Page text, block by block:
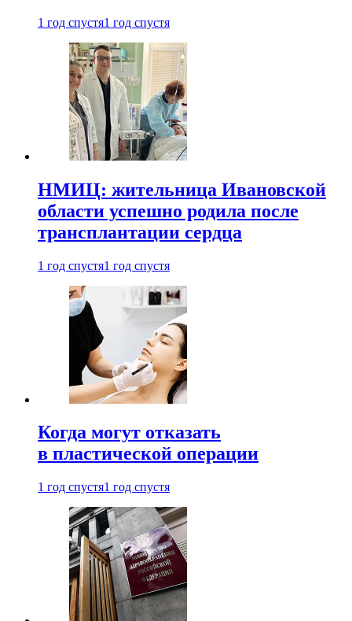
1 год спустя1 год спустя
НМИЦ: жительница Ивановской
области успешно родила после
трансплантации сердца
1 год спустя1 год спустя
Когда могут отказать
в пластической операции
1 год спустя1 год спустя